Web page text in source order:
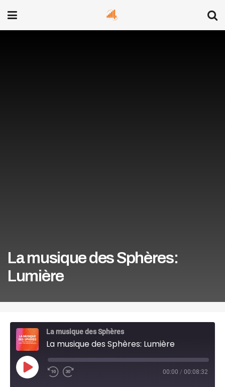
La musique des Sphères:
Lumière
La musique des Sphères
La musique des Sphères: Lumière
Play
Episode
00:00 / 00:08:32